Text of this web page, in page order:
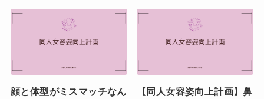
顔と体型がミスマッチなん
【同人女容姿向上計画】鼻